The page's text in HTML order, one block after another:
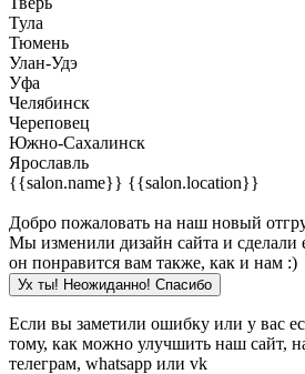
Тула
Тюмень
Улан-Удэ
Уфа
Челябинск
Череповец
Южно-Сахалинск
Ярославль
{{salon.name}} {{salon.location}}
Добро пожаловать на наш новый
Мы изменили дизайн сайта и сделали
он понравится вам также, как и нам :)
Ух ты! Неожиданно! Cпасибо
Если вы заметили ошибку или у вас
тому, как можно улучшить наш сайт,
телеграм, whatsapp или vk